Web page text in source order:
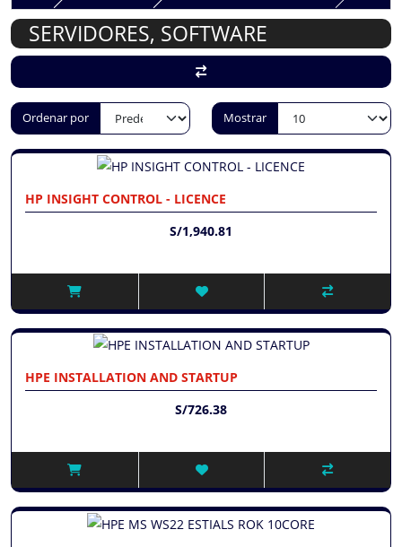
SERVIDORES, SOFTWARE
Ordenar por Mostrar
HP INSIGHT CONTROL - LICENCE
S/1,940.81
HPE INSTALLATION AND STARTUP
S/726.38